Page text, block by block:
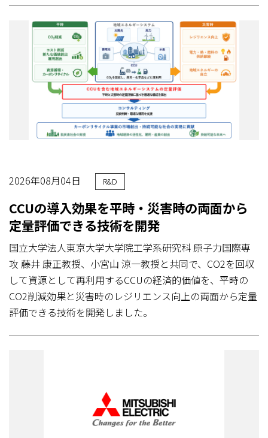
2026年08月04日 R&D
CCUの導入効果を平時・災害時の両面から
定量評価できる技術を開発
国立大学法人東京大学大学院工学系研究科 原子力国際専
攻 藤井 康正教授、小宮山 涼一教授と共同で、CO2を回収
して資源として再利用するCCUの経済的価値を、平時の
CO2削減効果と災害時のレジリエンス向上の両面から定量
評価できる技術を開発しました。